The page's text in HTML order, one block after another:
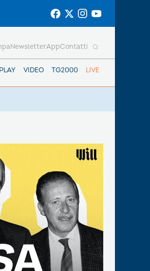
VIDEO TG2000 LIVE
NewsletterAppContatti